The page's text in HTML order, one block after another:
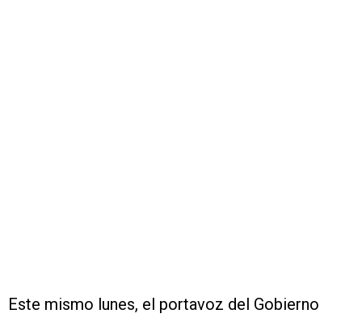
Este mismo lunes, el portavoz del Gobierno